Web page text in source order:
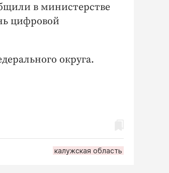
в министерстве
цифровой
округа.
калужская область